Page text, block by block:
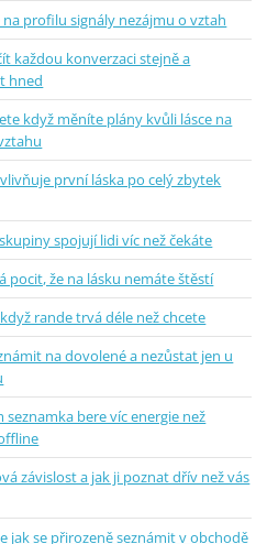
na profilu signály nezájmu o vztah
každou konverzaci stejně a
hned
když měníte plány kvůli lásce na
první láska po celý zbytek
spojují lidi víc než čekáte
pocit, že na lásku nemáte štěstí
rande trvá déle než chcete
na dovolené a nezůstat jen u
seznamka bere víc energie než
závislost a jak ji poznat dřív než vás
jak se přirozeně seznámit v obchodě